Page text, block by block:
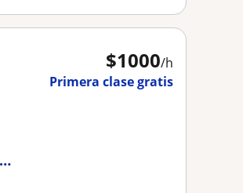
$1000/h
Primera clase gratis